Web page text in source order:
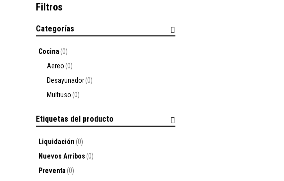
Filtros
Categorías
Cocina (0)
Aereo (0)
Desayunador(0)
Multiuso (0)
Etiquetas del producto
Liquidación (0)
Nuevos Arribos (0)
Preventa (0)